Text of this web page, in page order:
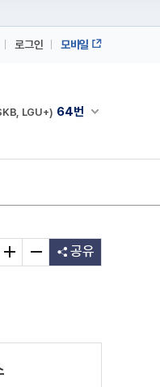
로그인 모바일
채널안내 펼쳐
LGU+) 64번
LGU+)
공유